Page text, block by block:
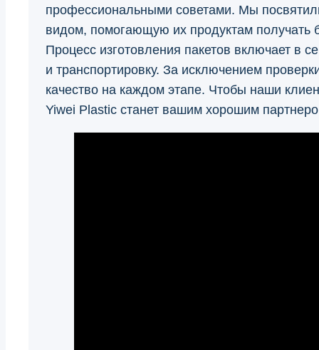
профессиональными советами. Мы
видом, помогающую их продуктам получать
Процесс изготовления пакетов включает в
и транспортировку. За исключением
качество на каждом этапе. Чтобы наши
Yiwei Plastic станет вашим хорошим